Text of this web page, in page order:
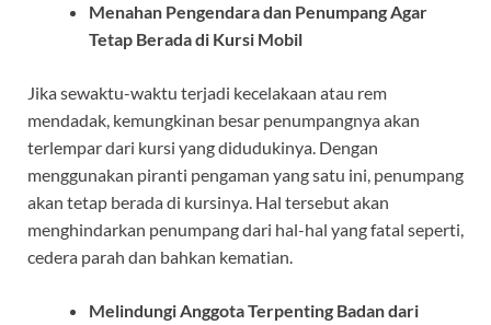
Menahan Pengendara dan Penumpang Agar
Tetap Berada di Kursi Mobil
Jika sewaktu-waktu terjadi kecelakaan atau rem
mendadak, kemungkinan besar penumpangnya akan
terlempar dari kursi yang didudukinya. Dengan
menggunakan piranti pengaman yang satu ini, penumpang
akan tetap berada di kursinya. Hal tersebut akan
menghindarkan penumpang dari hal-hal yang fatal seperti,
cedera parah dan bahkan kematian.
Melindungi Anggota Terpenting Badan dari